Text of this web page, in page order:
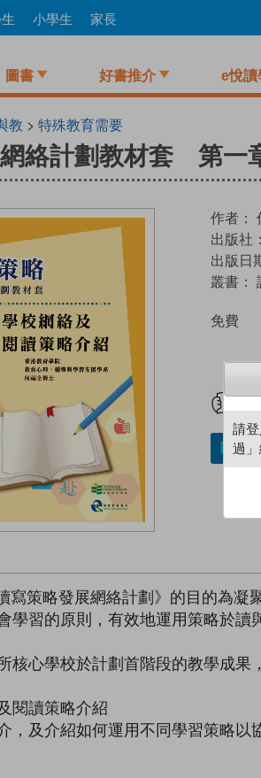
小學生 家長
圖書 好書推介 e悅讀
教 > 特殊教育需要
絡計劃教材套 第
作者：
出版社：
出版日
叢書：
免費
寫策略發展網絡計劃》的目的為
學習的原則，有效地運用策略於讀
核心學校於計劃首階段的教學成果
閱讀策略介紹
，及介紹如何運用不同學習策略以
請
過」